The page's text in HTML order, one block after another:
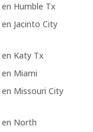
Humble Tx
Jacinto City
Katy Tx
Miami
Missouri City
North